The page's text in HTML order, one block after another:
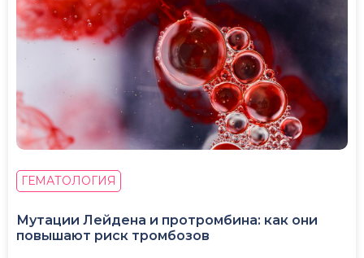
ГЕМАТОЛОГИЯ
Мутации Лейдена и протромбина: как они
повышают риск тромбозов